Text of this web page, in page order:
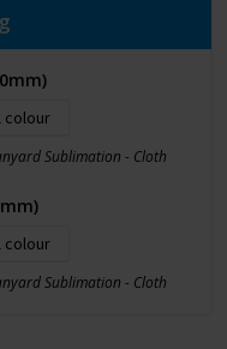
colour
Sublimation - Cloth
colour
Sublimation - Cloth